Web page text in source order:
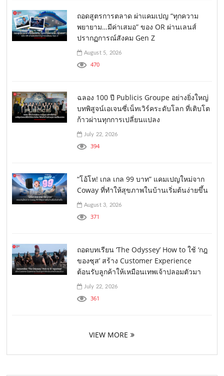
ถอดสูตรการตลาด ผ่าแคมเปญ “ทุกความ
พยายาม…มีค่าเสมอ” ของ OR ผ่านเลนส์
ปรากฏการณ์สังคม Gen Z
August 5, 2026
470
ฉลอง 100 ปี Publicis Groupe อย่างยิ่งใหญ่
บทพิสูจน์เอเจนซี่เน็ทเวิร์คระดับโลก ที่เติบโต
ก้าวผ่านทุกการเปลี่ยนแปลง
July 22, 2026
394
“โอ้โห! เกล เกล 99 บาท” แคมเปญใหม่จาก
Coway ที่ทำให้สุขภาพในบ้านเริ่มต้นง่ายขึ้น
August 3, 2026
371
ถอดบทเรียน ‘The Odyssey’ How to ใช้ ‘กฎ
ของซุส’ สร้าง Customer Experience
ต้อนรับลูกค้าให้เหมือนเทพเจ้าปลอมตัวมา
July 22, 2026
361
VIEW MORE